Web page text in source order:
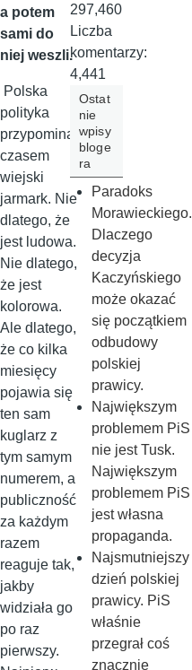
a potem
sami do
niej weszli.
Polska
polityka
przypomina
czasem
wiejski
jarmark. Nie
dlatego, że
jest ludowa.
Nie dlatego,
że jest
kolorowa.
Ale dlatego,
że co kilka
miesięcy
pojawia się
ten sam
kuglarz z
tym samym
numerem, a
publiczność
za każdym
razem
reaguje tak,
jakby
widziała go
po raz
pierwszy.
297,460
Liczba
komentarzy:
4,441
Ostat
nie
wpisy
bloge
ra
Paradoks
Morawieckiego.
Dlaczego
decyzja
Kaczyńskiego
może okazać
się początkiem
odbudowy
polskiej
prawicy.
Największym
problemem PiS
nie jest Tusk.
Największym
problemem PiS
jest własna
propaganda.
Najsmutniejszy
dzień polskiej
prawicy. PiS
właśnie
przegrał coś
znacznie